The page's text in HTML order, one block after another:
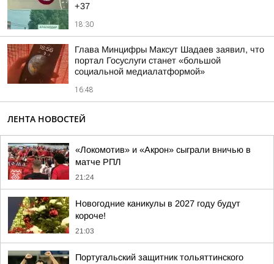
+37
18:30
Глава Минцифры Максут Шадаев заявил, что
портал Госуслуги станет «большой
социальной медиалатформой»
16:48
ЛЕНТА НОВОСТЕЙ
«Локомотив» и «Акрон» сыграли вничью в
матче РПЛ
21:24
Новогодние каникулы в 2027 году будут
короче!
21:03
Португальский защитник тольяттинского